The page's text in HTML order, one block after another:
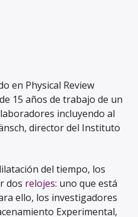
en Physical Review
15 años de trabajo de un
incluyendo al
director del Instituto
del tiempo, los
dos relojes: uno que está
ello, los investigadores
Experimental,